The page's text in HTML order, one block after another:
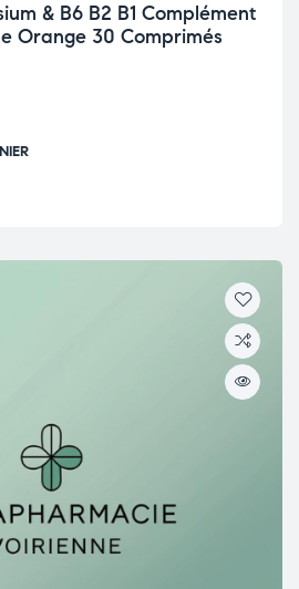
& B6 B2 B1 Complément
Orange 30 Comprimés